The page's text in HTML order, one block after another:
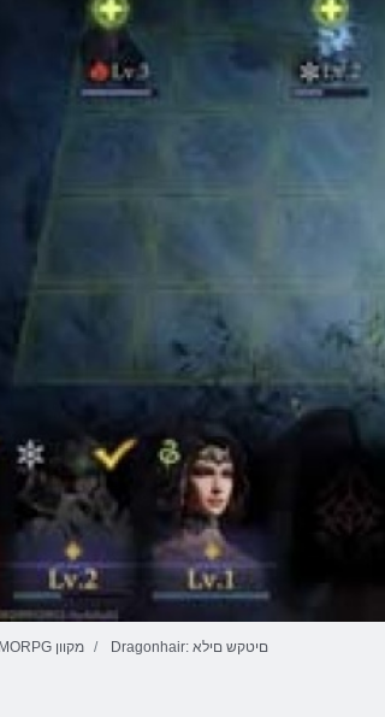
משחקי MMORPG מקוון Dragonhair: םיטקש םילא